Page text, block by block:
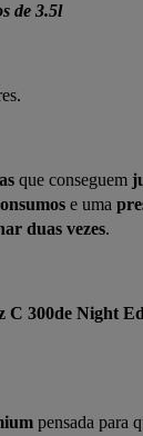
de 3.5l
que conseguem
e uma
duas vezes.
C 300de Night
pensada para